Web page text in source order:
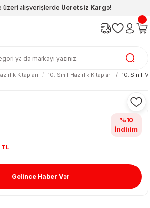
üzeri alışverişlerde Ücretsiz Kargo!
Geri Dön
Geri Dön
Geri Dön
Geri Dön
Geri Dön
Geri Dön
Kitapları 10. Sınıf Hazırlık Kitapları 10. Sınıf
TL
%10
İndirim
Gelince Haber Ver